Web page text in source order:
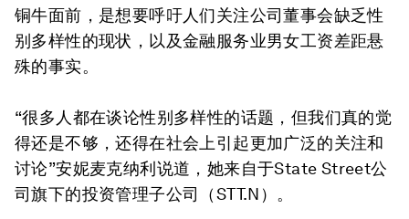
铜牛面前，是想要呼吁人们关注公司董事会缺乏性
别多样性的现状，以及金融服务业男女工资差距悬
殊的事实。
“很多人都在谈论性别多样性的话题，但我们真的觉
得还是不够，还得在社会上引起更加广泛的关注和
讨论”安妮麦克纳利说道，她来自于State Street公
司旗下的投资管理子公司（STT.N）。